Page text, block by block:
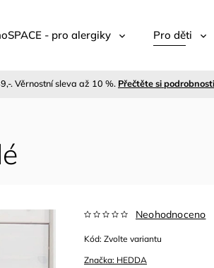
- pro alergiky Pro děti
. Věrnostní sleva až 10 %. Přečtěte si
Značka: HEDDA
Neohodnoceno
Kód: Zvolte variantu